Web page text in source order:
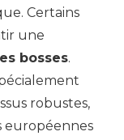
Certains
une
bosses.
robustes,
européennes